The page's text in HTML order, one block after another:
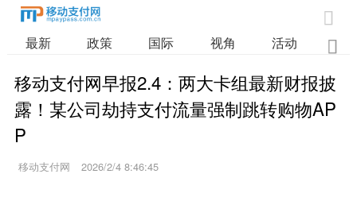

最新 政策 国际 视角 活动 业

移动支付网早报2.4：两大卡组最新财报披
露！某公司劫持支付流量强制跳转购物AP
P
移动支付网 2026/2/4 8:46:45